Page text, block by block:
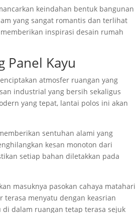
keindahan bentuk bangunan
yang sangat romantis dan terlihat
inspirasi desain rumah
Panel Kayu
atmosfer ruangan yang
industrial yang bersih sekaligus
yang tepat, lantai polos ini akan
sentuhan alami yang
kesan monoton dari
setiap bahan diletakkan pada
masuknya pasokan cahaya matahari
menyatu dengan keasrian
dalam ruangan tetap terasa sejuk